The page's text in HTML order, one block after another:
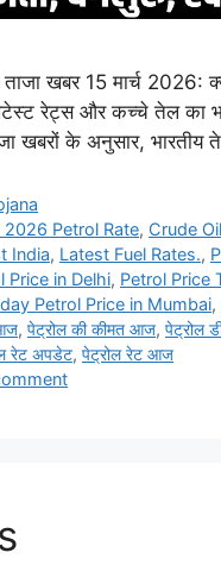
खबर 15 मार्च
रेट्स और कच्चे तेल का
खबरों के अनुसार,
2026 Petrol Rate, Crude
India, Latest Fuel Rates.,
Price in Delhi, Petrol Price
Petrol Price in Mumbai,
, पेट्रोल की कीमत आज, पेट्रोल
रेट अपडेट, पेट्रोल रेट आज